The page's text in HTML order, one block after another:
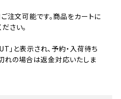
注文可能です。商品をカートに
さい。
」と表示され、予約・入荷待ち
れの場合は返金対応いたしま